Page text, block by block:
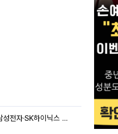
[베스트&워스트] 삼성전자·SK하이닉스 밀린 한 주…상상인증권은 85% 급등